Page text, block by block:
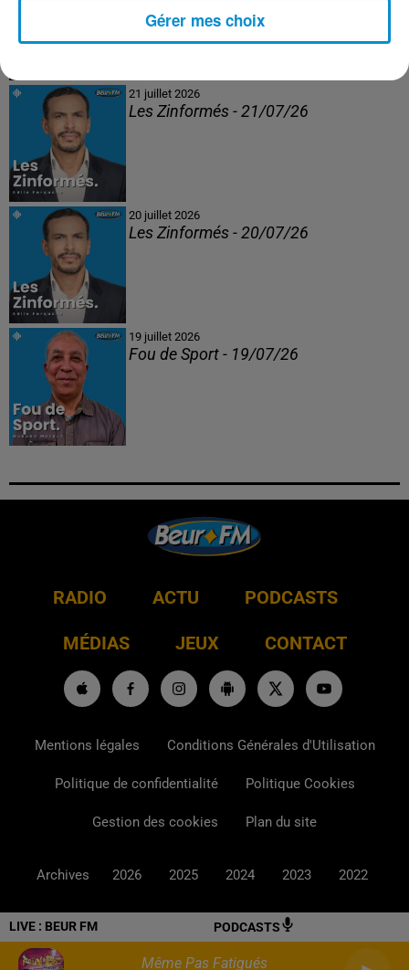
LIVE : BEUR FM PODCASTS
Même Pas Fatigués
21 juillet 2026
Les Zinformés - 21/07/26
20 juillet 2026
Les Zinformés - 20/07/26
19 juillet 2026
Fou de Sport - 19/07/26
RADIO ACTU PODCASTS
MÉDIAS JEUX CONTACT
Mentions légales Conditions Générales d'Utilisation
Politique de confidentialité Politique Cookies
Gestion des cookies Plan du site
Archives 2026 2025 2024 2023 2022
Gérer mes choix